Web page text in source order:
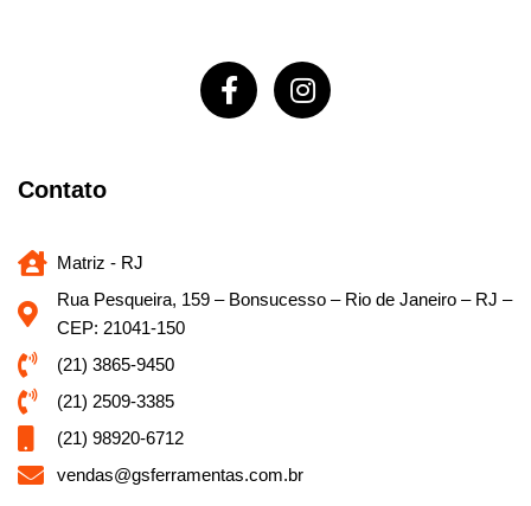
Contato
Matriz - RJ
Rua Pesqueira, 159 – Bonsucesso – Rio de Janeiro – RJ –
CEP: 21041-150
(21) 3865-9450
(21) 2509-3385
(21) 98920-6712
vendas@gsferramentas.com.br